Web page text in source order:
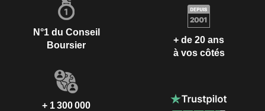
N°1 du Conseil
Boursier
+ de 20 ans
à vos côtés
+ 1 300 000